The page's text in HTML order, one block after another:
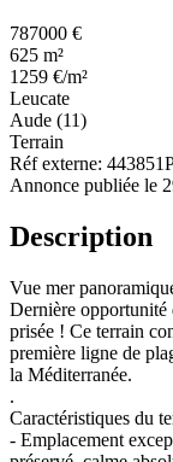
787000 €
625 m²
1259 €/m²
Leucate
Aude (11)
Terrain
Réf externe:
Annonce publiée le
Description
Vue mer
Dernière opportunité
prisée ! Ce terrain
première ligne de
la Méditerranée.
.
Caractéristiques du
- Emplacement